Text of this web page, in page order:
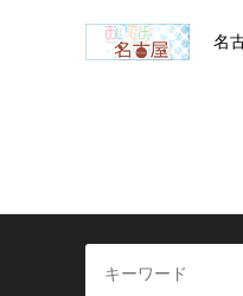
名